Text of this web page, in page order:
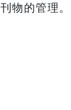
物的管理。